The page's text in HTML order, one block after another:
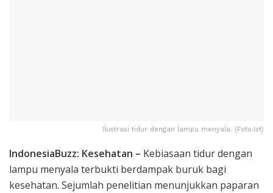
Ilustrasi tidur dengan lampu menyala. (Foto:Ist)
IndonesiaBuzz: Kesehatan – Kebiasaan tidur dengan
lampu menyala terbukti berdampak buruk bagi
kesehatan. Sejumlah penelitian menunjukkan paparan